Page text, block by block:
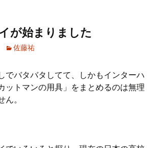
が始まりました
佐藤祐
でバタバタしてて、しかもインターハ
ットマンの用具」をまとめるのは無理
。